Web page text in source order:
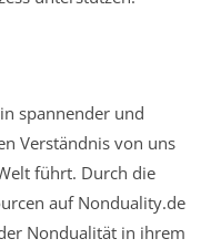
spannender und
Verständnis von uns
führt. Durch die
auf Nonduality.de
Nondualität in ihrem